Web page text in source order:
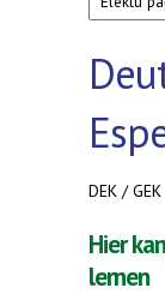
DEK / GEK
Hier
lernen